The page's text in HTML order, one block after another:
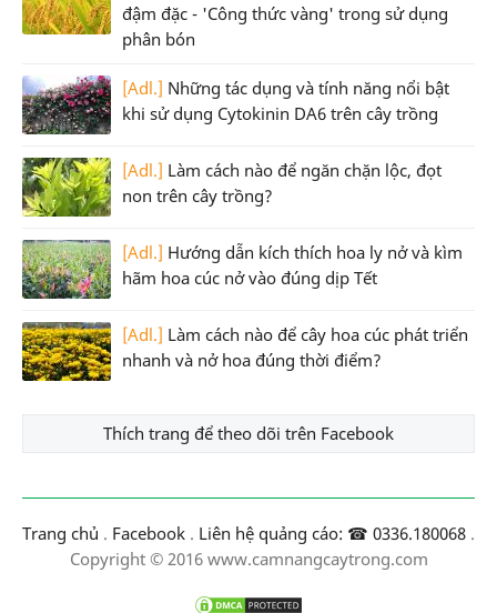
đậm đặc - 'Công thức vàng' trong sử dụng
phân bón
[Adl.] Những tác dụng và tính năng nổi bật
khi sử dụng Cytokinin DA6 trên cây trồng
[Adl.] Làm cách nào để ngăn chặn lộc, đọt
non trên cây trồng?
[Adl.] Hướng dẫn kích thích hoa ly nở và kìm
hãm hoa cúc nở vào đúng dịp Tết
[Adl.] Làm cách nào để cây hoa cúc phát triển
nhanh và nở hoa đúng thời điểm?
Thích trang để theo dõi trên Facebook
Trang chủ . Facebook . Liên hệ quảng cáo: ☎ 0336.180068 .
Copyright © 2016 www.camnangcaytrong.com